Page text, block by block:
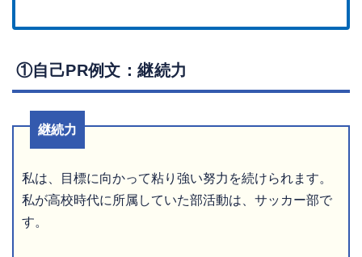
①自己PR例文：継続力
継続力
私は、目標に向かって粘り強い努力を続けられます。
私が高校時代に所属していた部活動は、サッカー部で
す。